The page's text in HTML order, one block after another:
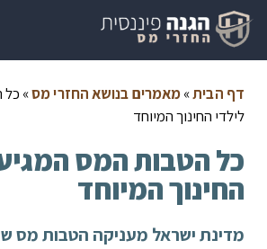
דף הבית»מאמרים בנושא החזרי מס» כל
לילדי החינוך המיוחד
כל הטבות המס
החינוך המיוחד
מדינת ישראל מעניקה הטבות מס